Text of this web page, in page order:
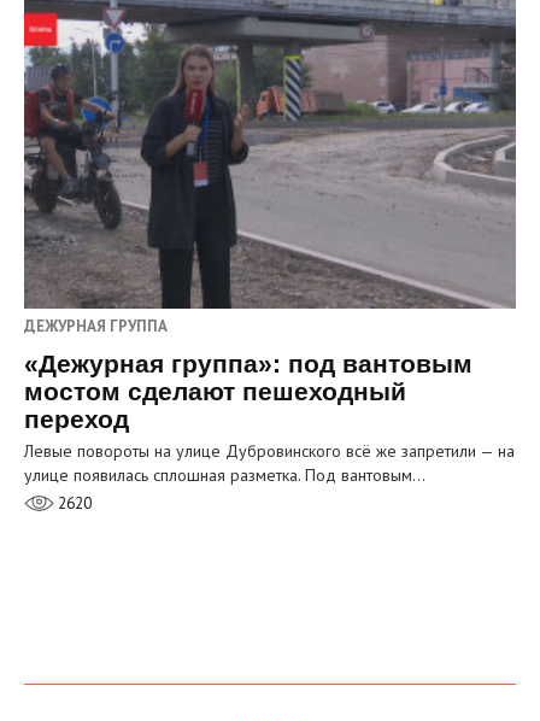
ДЕЖУРНАЯ ГРУППА
«Дежурная группа»: под вантовым
мостом сделают пешеходный
переход
Левые повороты на улице Дубровинского всё же запретили — на
улице появилась сплошная разметка. Под вантовым…
2620